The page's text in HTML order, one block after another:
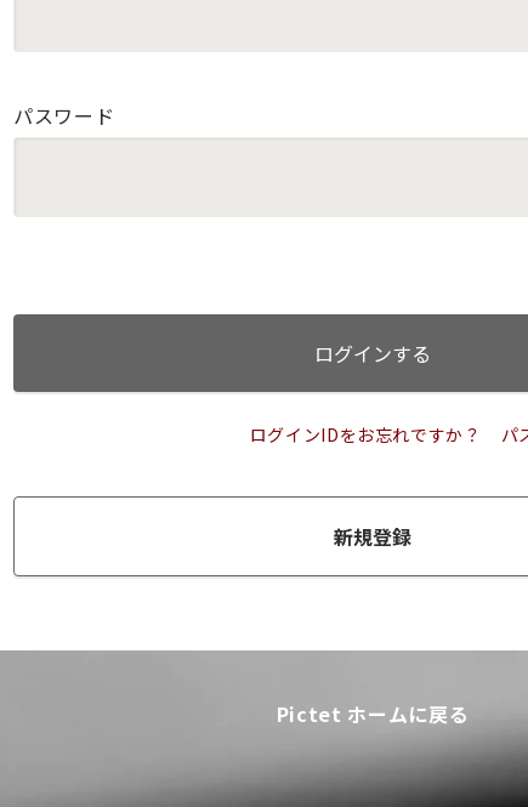
パスワード
ログインする
ログインIDをお忘れですか？ パ
新規登録
Pictet ホームに戻る